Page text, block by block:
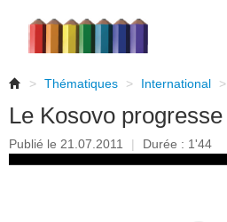
> Thématiques > International >
Le Kosovo progresse
Publié le 21.07.2011 | Durée : 1'44